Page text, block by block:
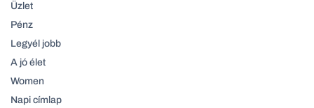
Üzlet
Pénz
Legyél jobb
A jó élet
Women
Napi címlap